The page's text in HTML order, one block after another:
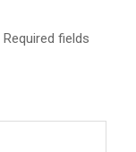
Required fields